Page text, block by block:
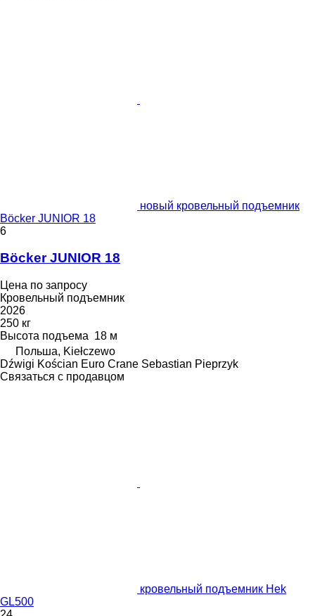
новый кровельный подъемник
Böcker JUNIOR 18
6
Böcker JUNIOR 18
Цена по запросу
Кровельный подъемник
2026
250 кг
Высота подъема 18 м
Польша, Kiełczewo
Dźwigi Kościan Euro Crane Sebastian Pieprzyk
Связаться с продавцом
кровельный подъемник Hek
GL500